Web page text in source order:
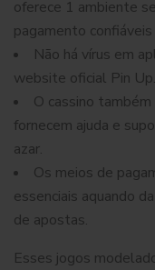
oferece 1 ambiente
pagamento
Não há vírus em
website oficial Pin Up.
O cassino
fornecem ajuda e
azar.
Os meios de
essenciais aquando
de apostas.
Esses jogos